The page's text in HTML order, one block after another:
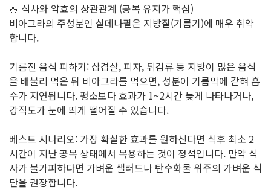
🍚 식사와 약효의 상관관계 (공복 유지가 핵심)
비아그라의 주성분인 실데나필은 지방질(기름기)에 매우 취약
합니다.
기름진 음식 피하기: 삽겹살, 피자, 튀김류 등 지방이 많은 음식
을 배불리 먹은 뒤 비아그라를 먹으면, 성분이 기름막에 갇혀 흡
수가 지연됩니다. 평소보다 효과가 1~2시간 늦게 나타나거나,
강직도가 눈에 띄게 떨어질 수 있습니다.
베스트 시나리오: 가장 확실한 효과를 원하신다면 식후 최소 2
시간이 지난 공복 상태에서 복용하는 것이 정석입니다. 만약 식
사가 불가피하다면 가벼운 샐러드나 탄수화물 위주의 가벼운 식
단을 권장합니다.